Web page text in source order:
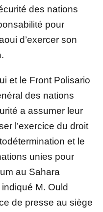
des nations
pour
d’exercer son
et le Front Polisario
des nations
a assumer leur
l’exercice du droit
et le
unies pour
au Sahara
M. Ould
de presse au siège